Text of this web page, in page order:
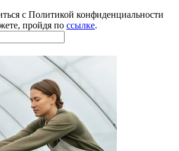
с Политикой конфиденциальности
пройдя по ссылке.